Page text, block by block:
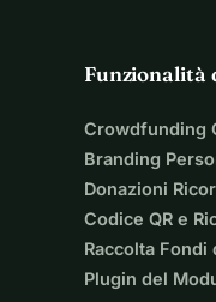
Funzionalità
Crowdfunding
Branding
Donazioni
Codice QR e
Raccolta Fondi
Plugin del